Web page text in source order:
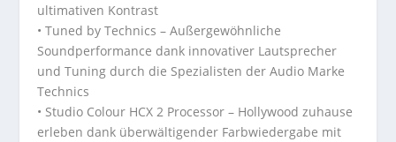
ultimativen Kontrast
• Tuned by Technics – Außergewöhnliche
Soundperformance dank innovativer Lautsprecher
und Tuning durch die Spezialisten der Audio Marke
Technics
• Studio Colour HCX 2 Processor – Hollywood zuhause
erleben dank überwältigender Farbwiedergabe mit